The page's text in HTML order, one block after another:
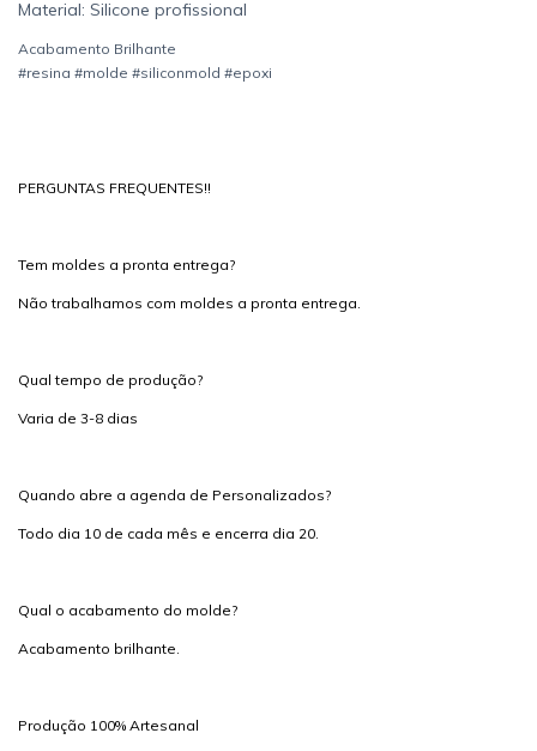
Material: Silicone profissional
Acabamento Brilhante
#resina #molde #siliconmold #epoxi
PERGUNTAS FREQUENTES!!
Tem moldes a pronta entrega?
Não trabalhamos com moldes a pronta entrega.
Qual tempo de produção?
Varia de 3-8 dias
Quando abre a agenda de Personalizados?
Todo dia 10 de cada mês e encerra dia 20.
Qual o acabamento do molde?
Acabamento brilhante.
Produção 100% Artesanal